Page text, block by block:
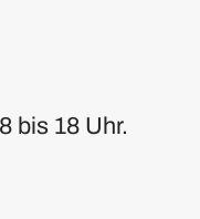
bis 18 Uhr.